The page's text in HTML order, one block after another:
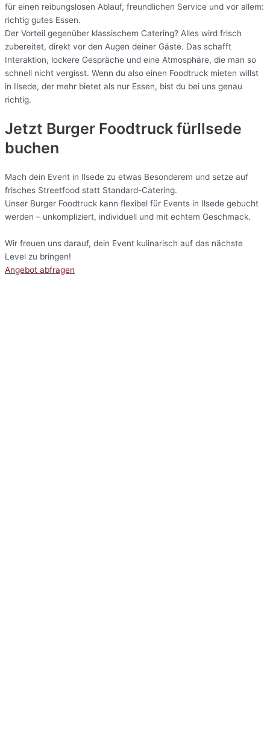
für einen reibungslosen Ablauf, freundlichen Service und vor allem:
richtig gutes Essen.
Der Vorteil gegenüber klassischem Catering? Alles wird frisch
zubereitet, direkt vor den Augen deiner Gäste. Das schafft
Interaktion, lockere Gespräche und eine Atmosphäre, die man so
schnell nicht vergisst. Wenn du also einen Foodtruck mieten willst
in Ilsede, der mehr bietet als nur Essen, bist du bei uns genau
richtig.
Jetzt Burger Foodtruck fürIlsede
buchen
Mach dein Event in Ilsede zu etwas Besonderem und setze auf
frisches Streetfood statt Standard-Catering.
Unser Burger Foodtruck kann flexibel für Events in Ilsede gebucht
werden – unkompliziert, individuell und mit echtem Geschmack.
Wir freuen uns darauf, dein Event kulinarisch auf das nächste
Level zu bringen!
Angebot abfragen